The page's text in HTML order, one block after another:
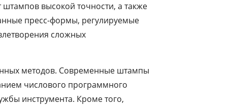
штампов высокой точности, а также
пресс-формы, регулируемые
сложных
методов. Современные штампы
числового программного
инструмента. Кроме того,